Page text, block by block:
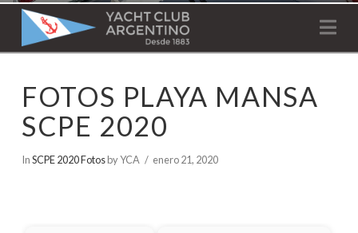
ESCUELA RECREATIVA 2026
YACHT
CLUB
ARGENTINO
FOTOS PLAYA MANSA
SCPE 2020
InSCPE 2020 Fotosby YCA enero 21, 2020